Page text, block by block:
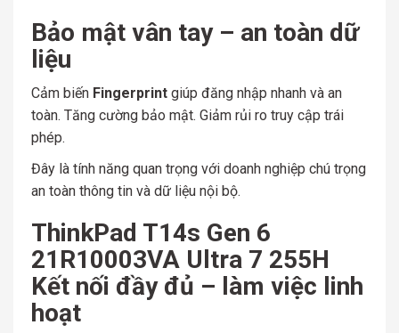
Bảo mật vân tay – an toàn dữ
liệu
Cảm biến Fingerprint giúp đăng nhập nhanh và an
toàn. Tăng cường bảo mật. Giảm rủi ro truy cập trái
phép.
Đây là tính năng quan trọng với doanh nghiệp chú trọng
an toàn thông tin và dữ liệu nội bộ.
ThinkPad T14s Gen 6
21R10003VA Ultra 7 255H
Kết nối đầy đủ – làm việc linh
hoạt